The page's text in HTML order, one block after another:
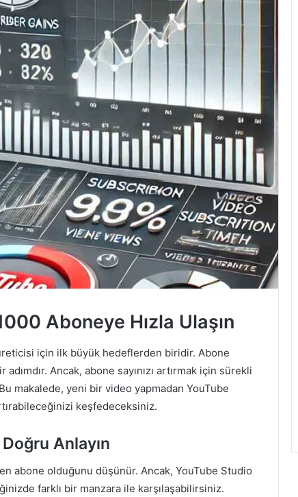
Aboneye Hızla Ulaşın
için ilk büyük hedeflerden biridir. Abone
Ancak, abone sayınızı artırmak için sürekli
makalede, yeni bir video yapmadan YouTube
keşfedeceksiniz.
Anlayın
abone olduğunu düşünür. Ancak, YouTube Studio
farklı bir manzara ile karşılaşabilirsiniz.